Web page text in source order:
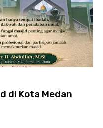
di Kota Medan